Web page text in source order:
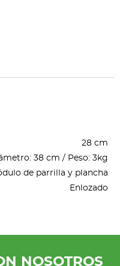
28 cm
38 cm / Peso: 3kg
de parrilla y plancha
Enlozado
NOSOTROS